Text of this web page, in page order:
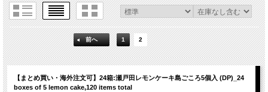
前へ 1 2
【まとめ買い・海外注文可】24箱:瀬戸田レモンケーキ島ごころ5個入 (DP)_24
boxes of 5 lemon cake,120 items total